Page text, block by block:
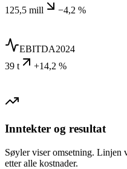
125,5 mill
−4,2 %
EBITDA2024
39 t
+14,2 %
Inntekter og resultat
Søyler viser omsetning. Linjen
etter alle kostnader.